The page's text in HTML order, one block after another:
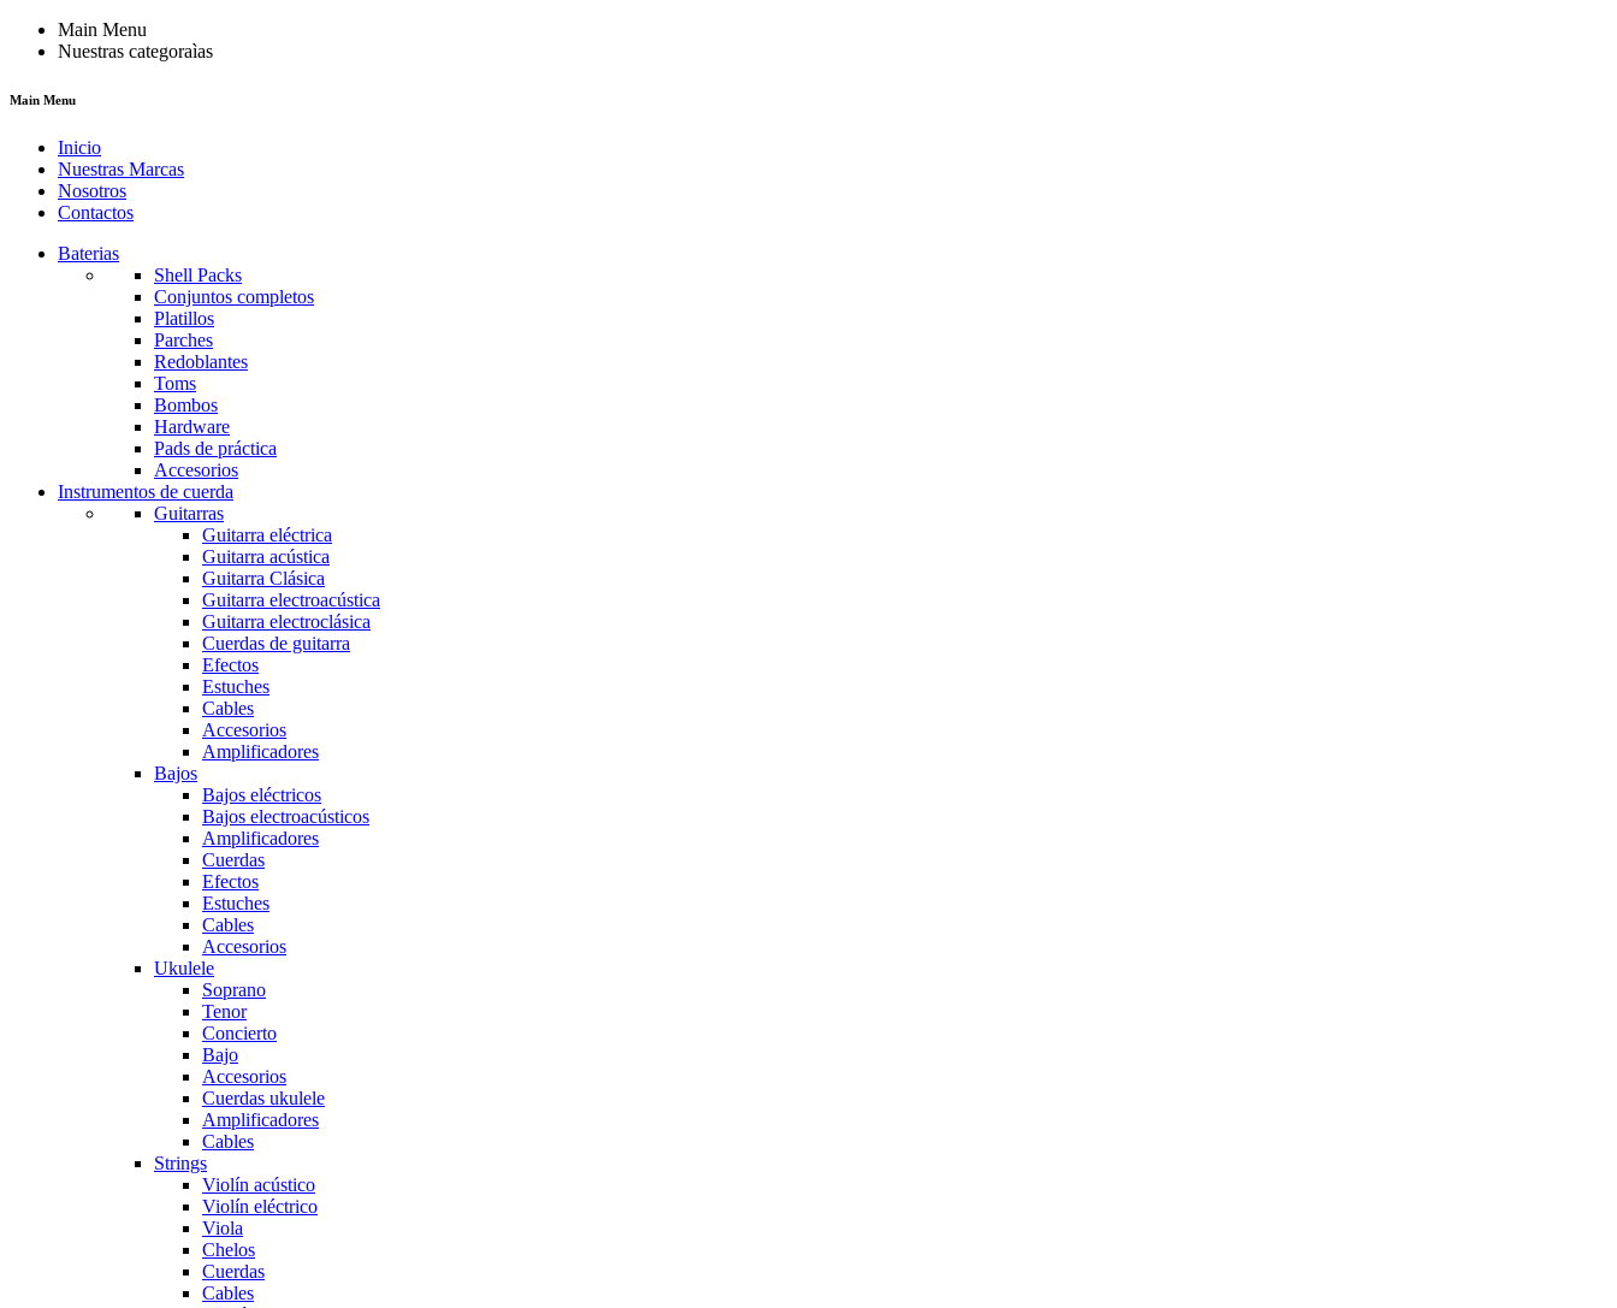
Main Menu
Nuestras categoraìas
Main Menu
Inicio
Nuestras Marcas
Nosotros
Contactos
Baterias
Shell Packs
Conjuntos completos
Platillos
Parches
Redoblantes
Toms
Bombos
Hardware
Pads de práctica
Accesorios
Instrumentos de cuerda
Guitarras
Guitarra eléctrica
Guitarra acústica
Guitarra Clásica
Guitarra electroacústica
Guitarra electroclásica
Cuerdas de guitarra
Efectos
Estuches
Cables
Accesorios
Amplificadores
Bajos
Bajos eléctricos
Bajos electroacústicos
Amplificadores
Cuerdas
Efectos
Estuches
Cables
Accesorios
Ukulele
Soprano
Tenor
Concierto
Bajo
Accesorios
Cuerdas ukulele
Amplificadores
Cables
Strings
Violín acústico
Violín eléctrico
Viola
Chelos
Cuerdas
Cables